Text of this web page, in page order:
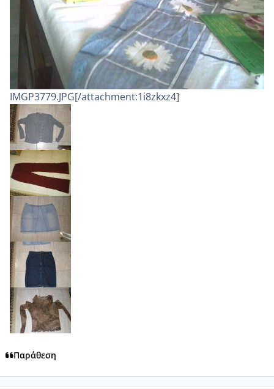
IMGP3779.JPG[/attachment:1i8zkxz4]
Παράθεση